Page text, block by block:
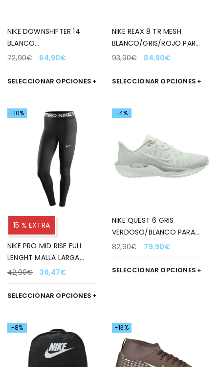
NIKE DOWNSHIFTER 14
BLANCO
ROTO/MARRON/AZUL
PARA MUJER
72,90€ 64,90€
SELECCIONAR OPCIONES
NIKE REAX 8 TR MESH
BLANCO/GRIS/ROJO PARA
HOMBRE
93,90€ 84,90€
SELECCIONAR OPCIONES
-10%
15 % EXTRA
NIKE PRO MID RISE FULL
LENGHT MALLA LARGA
NEGRO/BLANCO PARA
MUJER
42,90€ 36,47€
SELECCIONAR OPCIONES
-4%
NIKE QUEST 6 GRIS
VERDOSO/BLANCO PARA
HOMBRE
82,90€ 79,90€
SELECCIONAR OPCIONES
-8% -13%